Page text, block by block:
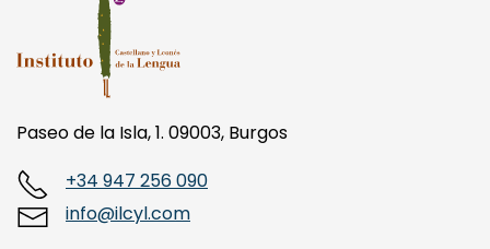
Paseo de la Isla, 1. 09003, Burgos
+34 947 256 090
info@ilcyl.com